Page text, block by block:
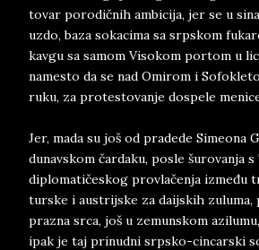
tovar porodičnih ambicija, jer se u
uzdo, baza sokacima sa srpskom
kavgu sa samom Visokom portom u
namesto da se nad Omirom i
ruku, za protestovanje dospele
Jer, mada su još od pradede Simeona
dunavskom čardaku, posle šurovanja
diplomatičeskog provlačenja između
turske i austrijske za daijskih zuluma,
prazna srca, još u zemunskom
ipak je taj prinudni srpsko-cincarski